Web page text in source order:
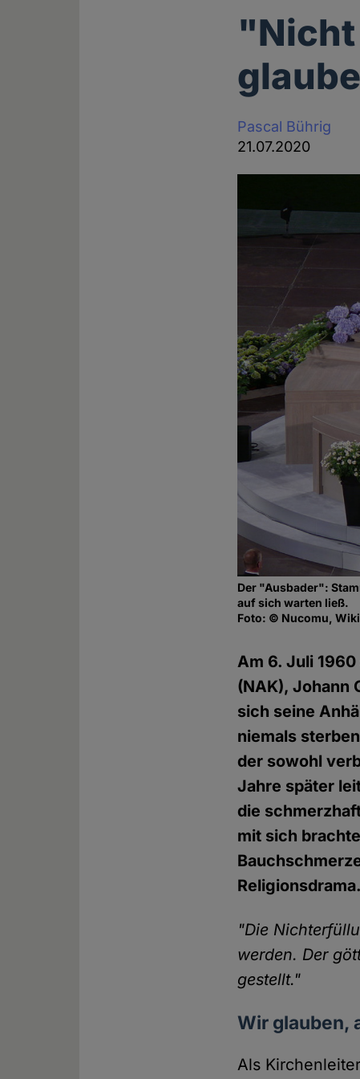
"Nicht
Pascal Bührig
21.07.2020
Der "Ausbader":
auf sich warten ließ.
Foto: © Nucomu,
Am 6. Juli
(NAK), Johann
sich seine
niemals
der sowohl
Jahre später
die
mit sich
Religionsdrama.
"Die
werden. Der
gestellt."
Wir glauben,
Als